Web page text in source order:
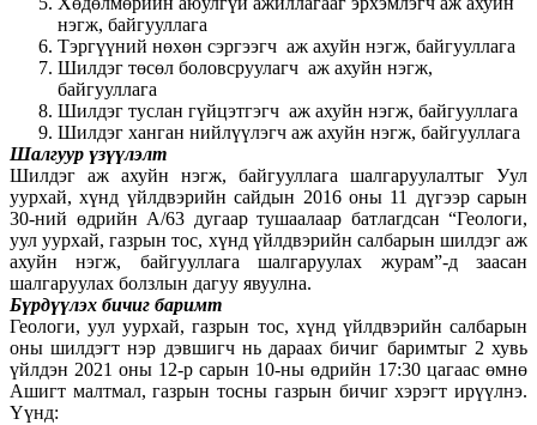
нэгж, байгууллага
Тэргүүний нөхөн сэргээгч аж ахуйн нэгж, байгууллага
Шилдэг төсөл боловсруулагч аж ахуйн нэгж,
байгууллага
Шилдэг туслан гүйцэтгэгч аж ахуйн нэгж, байгууллага
Шилдэг ханган нийлүүлэгч аж ахуйн нэгж, байгууллага
Шалгуур үзүүлэлт
Шилдэг аж ахуйн нэгж, байгууллага шалгаруулалтыг Уул
уурхай, хүнд үйлдвэрийн сайдын 2016 оны 11 дүгээр сарын
30-ний өдрийн А/63 дугаар тушаалаар батлагдсан “Геологи,
уул уурхай, газрын тос, хүнд үйлдвэрийн салбарын шилдэг аж
ахуйн нэгж, байгууллага шалгаруулах журам”-д заасан
шалгаруулах болзлын дагуу явуулна.
Бүрдүүлэх бичиг баримт
Геологи, уул уурхай, газрын тос, хүнд үйлдвэрийн салбарын
оны шилдэгт нэр дэвшигч нь дараах бичиг баримтыг 2 хувь
үйлдэн 2021 оны 12-р сарын 10-ны өдрийн 17:30 цагаас өмнө
Ашигт малтмал, газрын тосны газрын бичиг хэрэгт ирүүлнэ.
Үүнд: